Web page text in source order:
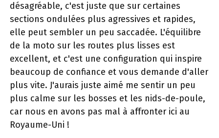
désagréable, c'est juste que sur certaines
sections ondulées plus agressives et rapides,
elle peut sembler un peu saccadée. L'équilibre
de la moto sur les routes plus lisses est
excellent, et c'est une configuration qui inspire
beaucoup de confiance et vous demande d'aller
plus vite. J'aurais juste aimé me sentir un peu
plus calme sur les bosses et les nids-de-poule,
car nous en avons pas mal à affronter ici au
Royaume-Uni !